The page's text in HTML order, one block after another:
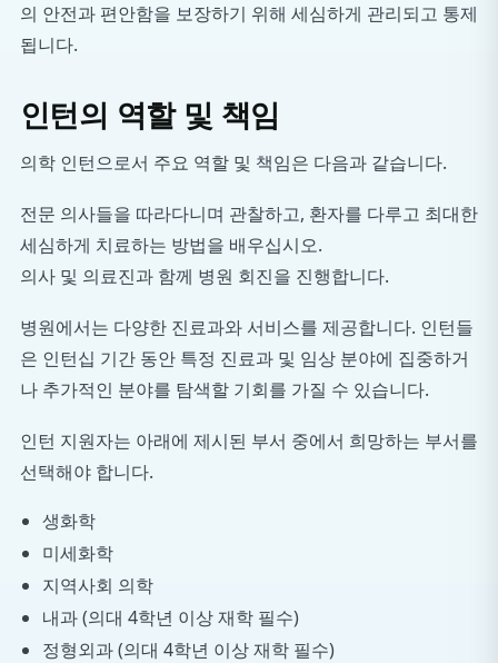
의 안전과 편안함을 보장하기 위해 세심하게 관리되고 통제
됩니다.
인턴의 역할 및 책임
의학 인턴으로서 주요 역할 및 책임은 다음과 같습니다.
전문 의사들을 따라다니며 관찰하고, 환자를 다루고 최대한
세심하게 치료하는 방법을 배우십시오.
의사 및 의료진과 함께 병원 회진을 진행합니다.
병원에서는 다양한 진료과와 서비스를 제공합니다. 인턴들
은 인턴십 기간 동안 특정 진료과 및 임상 분야에 집중하거
나 추가적인 분야를 탐색할 기회를 가질 수 있습니다.
인턴 지원자는 아래에 제시된 부서 중에서 희망하는 부서를
선택해야 합니다.
생화학
미세화학
지역사회 의학
내과 (의대 4학년 이상 재학 필수)
정형외과 (의대 4학년 이상 재학 필수)